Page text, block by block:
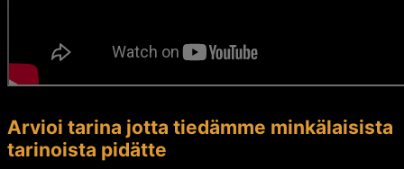
Arvioi tarina jotta tiedämme minkälaisista
tarinoista pidätte